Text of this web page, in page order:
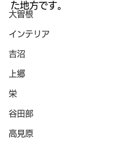
大曽根
インテリア
吉沼
上郷
栄
谷田部
高見原
た地方です。